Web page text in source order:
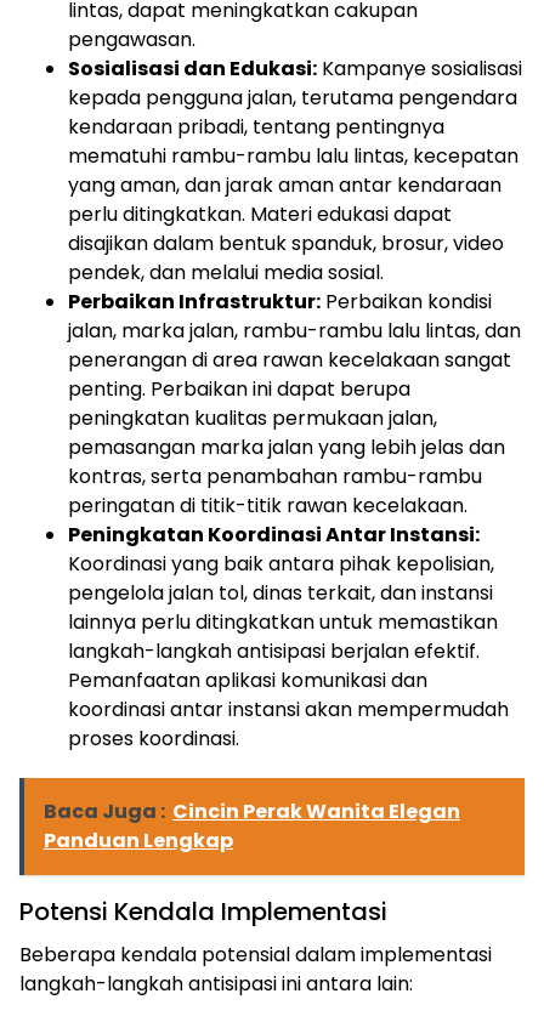
lintas, dapat meningkatkan cakupan
pengawasan.
Sosialisasi dan Edukasi: Kampanye sosialisasi
kepada pengguna jalan, terutama pengendara
kendaraan pribadi, tentang pentingnya
mematuhi rambu-rambu lalu lintas, kecepatan
yang aman, dan jarak aman antar kendaraan
perlu ditingkatkan. Materi edukasi dapat
disajikan dalam bentuk spanduk, brosur, video
pendek, dan melalui media sosial.
Perbaikan Infrastruktur: Perbaikan kondisi
jalan, marka jalan, rambu-rambu lalu lintas, dan
penerangan di area rawan kecelakaan sangat
penting. Perbaikan ini dapat berupa
peningkatan kualitas permukaan jalan,
pemasangan marka jalan yang lebih jelas dan
kontras, serta penambahan rambu-rambu
peringatan di titik-titik rawan kecelakaan.
Peningkatan Koordinasi Antar Instansi:
Koordinasi yang baik antara pihak kepolisian,
pengelola jalan tol, dinas terkait, dan instansi
lainnya perlu ditingkatkan untuk memastikan
langkah-langkah antisipasi berjalan efektif.
Pemanfaatan aplikasi komunikasi dan
koordinasi antar instansi akan mempermudah
proses koordinasi.
Baca Juga : Cincin Perak Wanita Elegan
Panduan Lengkap
Potensi Kendala Implementasi
Beberapa kendala potensial dalam implementasi
langkah-langkah antisipasi ini antara lain: